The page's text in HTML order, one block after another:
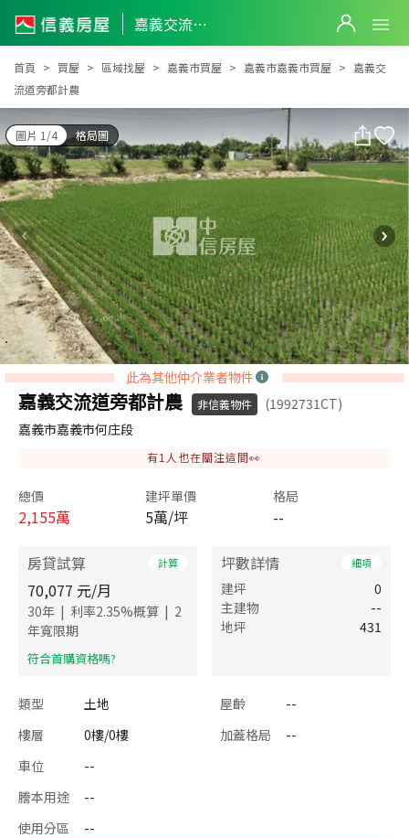
嘉義交流道旁都計農
嘉義交流道旁都計農
首頁 買屋 區域找屋 嘉義市買屋 嘉義市嘉義市買屋
嘉義交
流道旁都計農
圖片 1/4 格局圖
此為其他仲介業者物件
嘉義交流道旁都計農 非信義物件
(1992731CT)
嘉義市嘉義市何庄段
有1 人也在關注這間👀
總價
2,155萬
建坪單價
5萬/坪
格局
--
房貸試算 計算
70,077 元/月
30年 | 利率2.35%概算 | 2
年寬限期
​符合首購資格嗎?
坪數詳情 細項
建坪
0
主建物
--
地坪
431
類型 土地 屋齡
--
樓層
0樓/0樓 加蓋格局
--
車位
--
謄本用途
--
使用分區
--